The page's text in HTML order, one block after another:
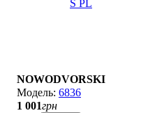
NOWODVORSKI
6836
1 001грн